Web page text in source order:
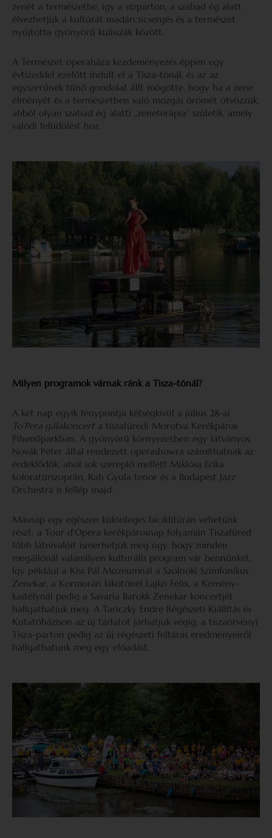
zenét a természetbe, így a vízparton, a szabad ég alatt
élvezhetjük a kultúrát madárcsicsergés és a természet
nyújtotta gyönyörű kulisszák között.
A Természet operaháza kezdeményezés éppen egy
évtizeddel ezelőtt indult el a Tisza-tónál, és az az
egyszerűnek tűnő gondolat állt mögötte, hogy ha a zene
élményét és a természetben való mozgás örömét ötvözzük,
abból olyan szabad ég alatti „zeneterápia” születik, amely
valódi felüdülést hoz.
Milyen programok várnak ránk a Tisza-tónál?
A két nap egyik fénypontja kétségkívül a július 28-ai
To’Pera gálakoncert a tiszafüredi Morotva Kerékpáros
Pihenőparkban. A gyönyörű környezetben egy látványos,
Novák Péter által rendezett operashowra számíthatnak az
érdeklődők, ahol sok szereplő mellett Miklósa Erika
koloratúrszoprán, Rab Gyula tenor és a Budapest Jazz
Orchestra is fellép majd.
Másnap egy egészen különleges biciklitúrán vehetünk
részt: a Tour d’Opera kerékpárosnap folyamán Tiszafüred
főbb látnivalóit ismerhetjük meg úgy, hogy minden
megállónál valamilyen kulturális program vár bennünket.
Így például a Kiss Pál Múzeumnál a Szolnoki Szimfonikus
Zenekar, a Kormorán kikötőnél Lajkó Félix, a Kemény-
kastélynál pedig a Savaria Barokk Zenekar koncertjét
hallgathatjuk meg. A Tariczky Endre Régészeti Kiállítás és
Kutatóbázison az új tárlatot járhatjuk végig, a tiszaörvényi
Tisza-parton pedig az új régészeti feltárás eredményeiről
hallgathatunk meg egy előadást.